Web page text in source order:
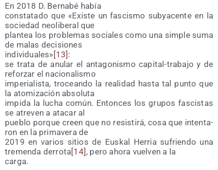
En 2018 D. Ber­na­bé había
cons­ta­ta­do que «Exis­te un fas­cis­mo sub­ya­cen­te en la
socie­dad neo­li­be­ral que
plan­tea los pro­ble­mas socia­les como una sim­ple suma
de malas decisiones
indi­vi­dua­les»[13] :
se tra­ta de anu­lar el anta­go­nis­mo capi­tal-tra­ba­jo y de
refor­zar el nacionalismo
impe­ria­lis­ta, tro­cean­do la reali­dad has­ta tal pun­to que
la ato­mi­za­ción absoluta
impi­da la lucha común. Enton­ces los gru­pos fas­cis­tas
se atre­ven a ata­car al
pue­blo por­que creen que no resis­ti­rá, cosa que inten­ta­
ron en la pri­ma­ve­ra de
2019 en varios sitios de Eus­kal Herria sufrien­do una
tre­men­da derro­ta[14] , pero aho­ra vuel­ven a la
carga.